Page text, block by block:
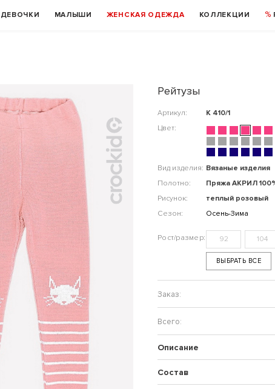
ДЕВОЧКИ МАЛЫШИ ЖЕНСКАЯ ОДЕЖДА КОЛЛЕКЦИИ
Рейтузы
Артикул:
К 410/1
Цвет:
Вид изделия: Вязаные изделия
Полотно:
Пряжа АКРИЛ
Рисунок:
теплый розовый
Сезон:
Осень-Зима
92 104
ВЫБРАТЬ ВСЕ
Описание
Состав